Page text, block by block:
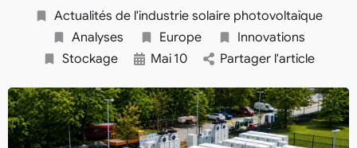
Actualités de l'industrie solaire photovoltaïque
Analyses
Europe
Innovations
Stockage
Mai 10 Partager l'article